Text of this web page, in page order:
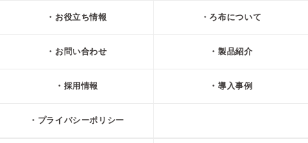
お役立ち情報 ろ布について
お問い合わせ 製品紹介
採用情報 導入事例
プライバシーポリシー